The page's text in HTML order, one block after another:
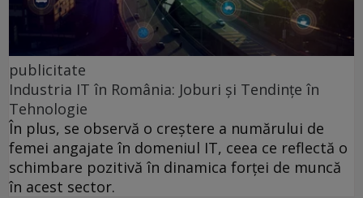
publicitate
Industria IT în România: Joburi și Tendințe în
Tehnologie
În plus, se observă o creștere a numărului de
femei angajate în domeniul IT, ceea ce reflectă o
schimbare pozitivă în dinamica forței de muncă
în acest sector.